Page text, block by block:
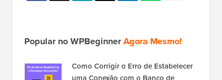
Popular no WPBeginnerAgora Mesmo!
Como Corrigir o Erro de Estabelecer
uma Conexão com o Banco de